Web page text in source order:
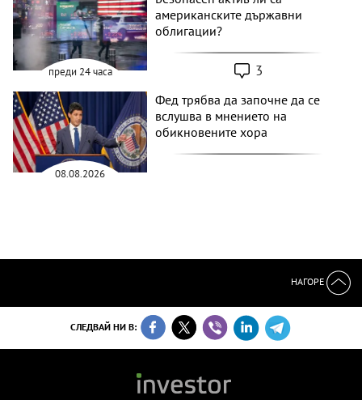
преди 24 часа
американските държавни
облигации?
3
08.08.2026
Фед трябва да започне да се
вслушва в мнението на
обикновените хора
НАГОРЕ
СЛЕДВАЙ НИ В: